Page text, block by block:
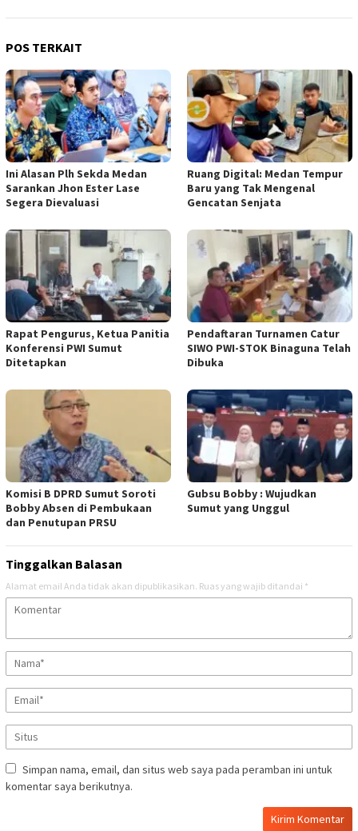
POS TERKAIT
Ini Alasan Plh Sekda Medan
Sarankan Jhon Ester Lase
Segera Dievaluasi
Ruang Digital: Medan Tempur
Baru yang Tak Mengenal
Gencatan Senjata
Rapat Pengurus, Ketua Panitia
Konferensi PWI Sumut
Ditetapkan
Pendaftaran Turnamen Catur
SIWO PWI-STOK Binaguna Telah
Dibuka
Komisi B DPRD Sumut Soroti
Bobby Absen di Pembukaan
dan Penutupan PRSU
Gubsu Bobby : Wujudkan
Sumut yang Unggul
Tinggalkan Balasan
Alamat email Anda tidak akan dipublikasikan. Ruas yang wajib ditandai *
Simpan nama, email, dan situs web saya pada peramban ini untuk
komentar saya berikutnya.